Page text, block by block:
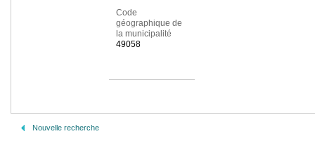
Code
géographique de
la municipalité
49058
Nouvelle recherche